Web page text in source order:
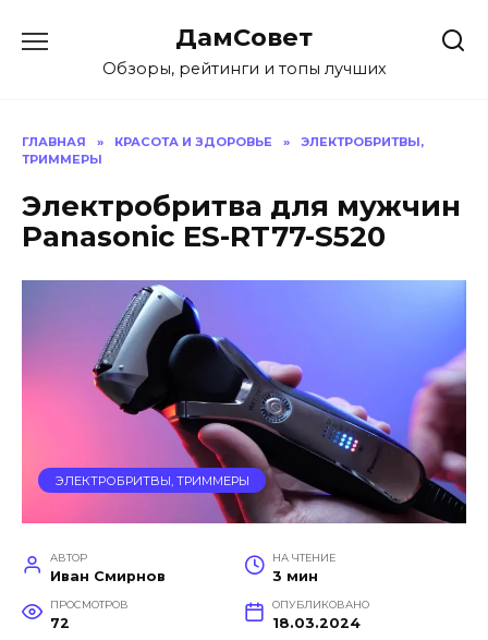
содержанию
ДамСовет
Обзоры, рейтинги и топы лучших
ГЛАВНАЯ » КРАСОТА И ЗДОРОВЬЕ »
ЭЛЕКТРОБРИТВЫ,
ТРИММЕРЫ
Электробритва для мужчин
Panasonic ES-RT77-S520
ЭЛЕКТРОБРИТВЫ, ТРИММЕРЫ
АВТОР
Иван Смирнов
НА ЧТЕНИЕ
3 мин
ПРОСМОТРОВ
72
ОПУБЛИКОВАНО
18.03.2024